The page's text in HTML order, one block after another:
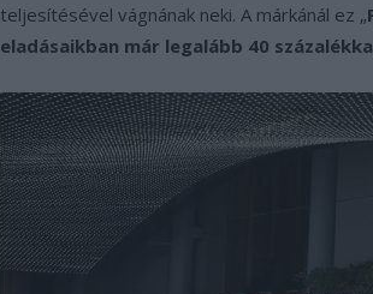
teljesítésével vágnának neki. A márkánál ez „
eladásaikban már legalább 40